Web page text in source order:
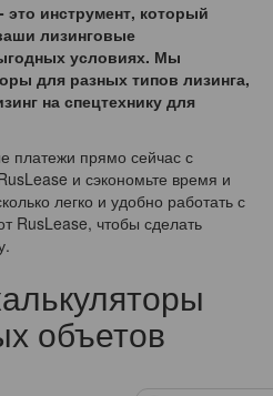
инструмент, который
лизинговые
условиях. Мы
для разных типов лизинга,
на спецтехнику для
платежи прямо сейчас с
и сэкономьте время и
легко и удобно работать с
RusLease, чтобы сделать
объетов